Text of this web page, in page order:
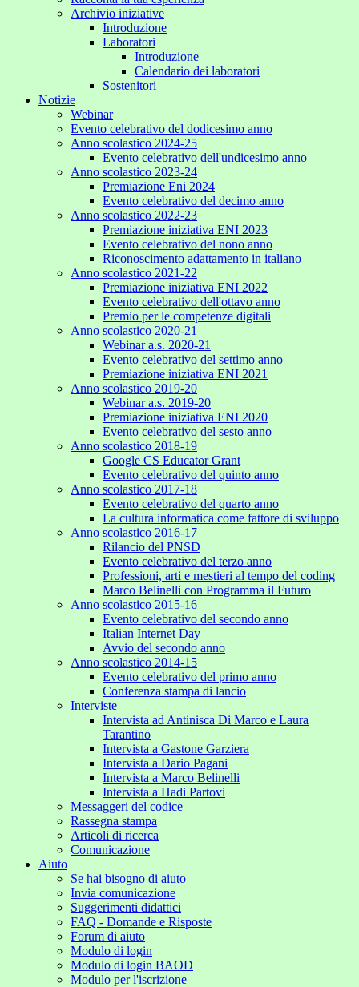
Archivio iniziative
Introduzione
Laboratori
Introduzione
Calendario dei laboratori
Sostenitori
Notizie
Webinar
Evento celebrativo del dodicesimo anno
Anno scolastico 2024-25
Evento celebrativo dell'undicesimo anno
Anno scolastico 2023-24
Premiazione Eni 2024
Evento celebrativo del decimo anno
Anno scolastico 2022-23
Premiazione iniziativa ENI 2023
Evento celebrativo del nono anno
Riconoscimento adattamento in italiano
Anno scolastico 2021-22
Premiazione iniziativa ENI 2022
Evento celebrativo dell'ottavo anno
Premio per le competenze digitali
Anno scolastico 2020-21
Webinar a.s. 2020-21
Evento celebrativo del settimo anno
Premiazione iniziativa ENI 2021
Anno scolastico 2019-20
Webinar a.s. 2019-20
Premiazione iniziativa ENI 2020
Evento celebrativo del sesto anno
Anno scolastico 2018-19
Google CS Educator Grant
Evento celebrativo del quinto anno
Anno scolastico 2017-18
Evento celebrativo del quarto anno
La cultura informatica come fattore di sviluppo
Anno scolastico 2016-17
Rilancio del PNSD
Evento celebrativo del terzo anno
Professioni, arti e mestieri al tempo del coding
Marco Belinelli con Programma il Futuro
Anno scolastico 2015-16
Evento celebrativo del secondo anno
Italian Internet Day
Avvio del secondo anno
Anno scolastico 2014-15
Evento celebrativo del primo anno
Conferenza stampa di lancio
Interviste
Intervista ad Antinisca Di Marco e Laura
Tarantino
Intervista a Gastone Garziera
Intervista a Dario Pagani
Intervista a Marco Belinelli
Intervista a Hadi Partovi
Messaggeri del codice
Rassegna stampa
Articoli di ricerca
Comunicazione
Aiuto
Se hai bisogno di aiuto
Invia comunicazione
Suggerimenti didattici
FAQ - Domande e Risposte
Forum di aiuto
Modulo di login
Modulo di login BAOD
Modulo per l'iscrizione